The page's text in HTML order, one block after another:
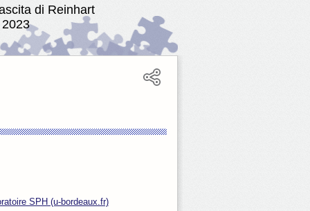
di Reinhart
SPH (u-bordeaux.fr)